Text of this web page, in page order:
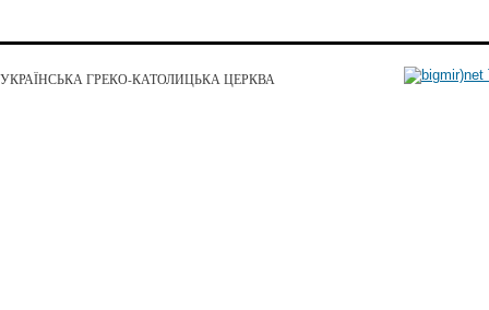
УКРАЇНСЬКА ГРЕКО-КАТОЛИЦЬКА ЦЕРКВА